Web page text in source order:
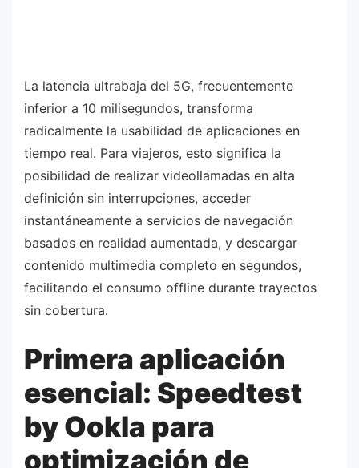
La latencia ultrabaja del 5G, frecuentemente
inferior a 10 milisegundos, transforma
radicalmente la usabilidad de aplicaciones en
tiempo real. Para viajeros, esto significa la
posibilidad de realizar videollamadas en alta
definición sin interrupciones, acceder
instantáneamente a servicios de navegación
basados en realidad aumentada, y descargar
contenido multimedia completo en segundos,
facilitando el consumo offline durante trayectos
sin cobertura.
Primera aplicación
esencial: Speedtest
by Ookla para
optimización de